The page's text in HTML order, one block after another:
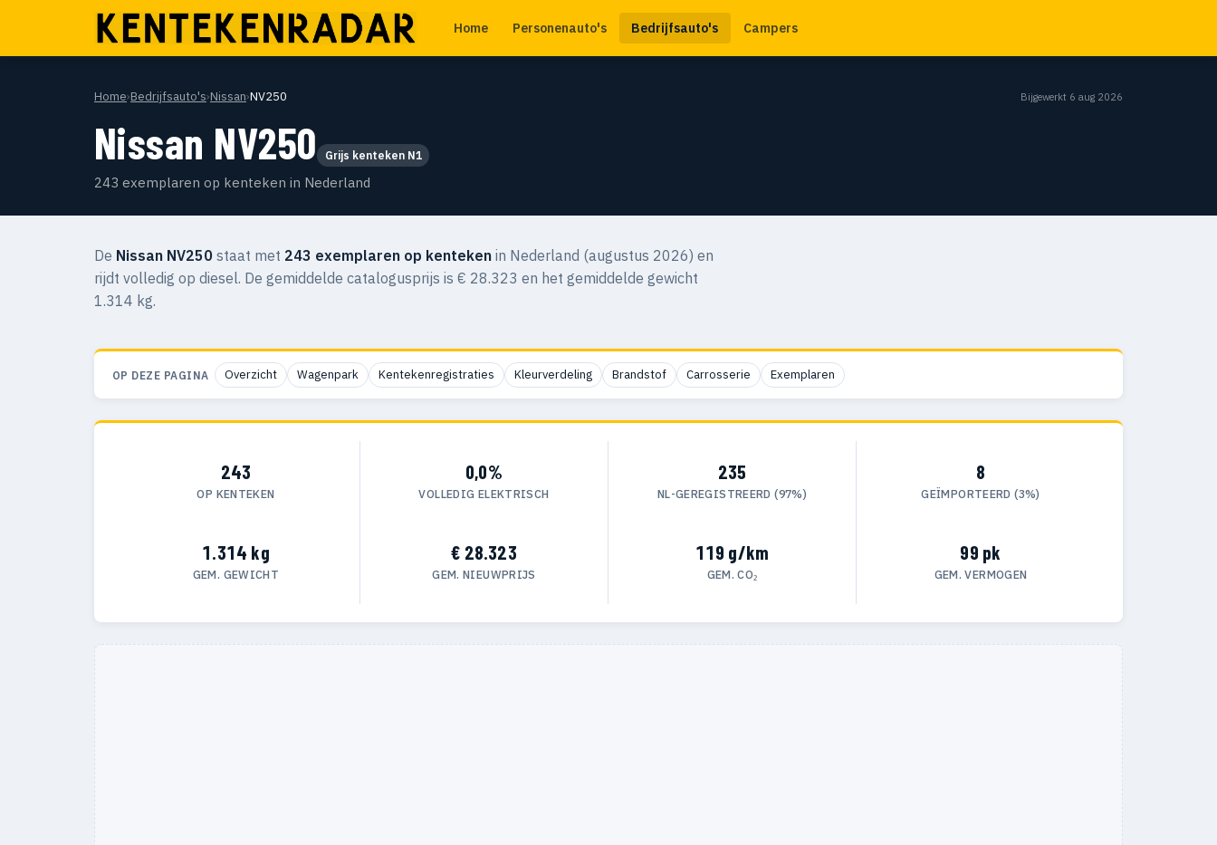
Home Personenauto's Bedrijfsauto's Campers
Home›Bedrijfsauto's›Nissan›NV250 Bijgewerkt 6 aug 2026
Nissan NV250 Grijs kenteken N1
243 exemplaren op kenteken in Nederland
De Nissan NV250 staat met 243 exemplaren op kenteken in Nederland (augustus 2026) en
rijdt volledig op diesel. De gemiddelde catalogusprijs is € 28.323 en het gemiddelde gewicht
1.314 kg.
OP DEZE PAGINA Overzicht Wagenpark Kentekenregistraties Kleurverdeling Brandstof Carrosserie Exemplaren
243
OP KENTEKEN
0,0%
VOLLEDIG ELEKTRISCH
235
NL-GEREGISTREERD (97%)
8
GEÏMPORTEERD (3%)
1.314 kg
GEM. GEWICHT
€ 28.323
GEM. NIEUWPRIJS
119 g/km
GEM. CO₂
99 pk
GEM. VERMOGEN